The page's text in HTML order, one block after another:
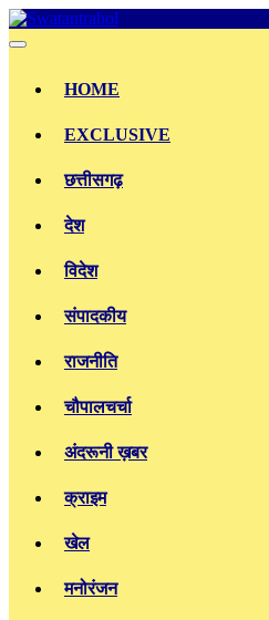
Skip
to
HOME
EXCLUSIVE
छत्तीसगढ़
देश
विदेश
संपादकीय
राजनीति
चौपालचर्चा
अंदरूनी ख़बर
क्राइम
खेल
मनोरंजन